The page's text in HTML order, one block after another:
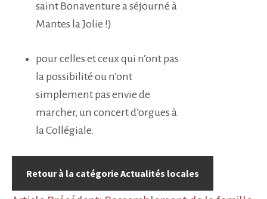
saint Bonaventure a séjourné à
Mantes la Jolie !)
pour celles et ceux qui n’ont pas
la possibilité ou n’ont
simplement pas envie de
marcher, un concert d’orgues à
la Collégiale.
Retour à la catégorie Actualités locales